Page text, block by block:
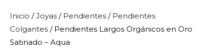
Inicio /Joyas / Pendientes / Pendientes
Colgantes / Pendientes Largos Orgánicos en Oro
Satinado – Aqua